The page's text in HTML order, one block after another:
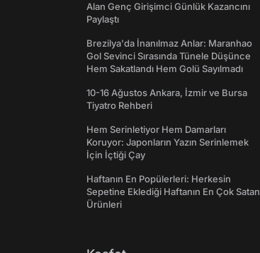
Alan Genç Girişimci Günlük Kazancını
Paylaştı
Brezilya'da İnanılmaz Anlar: Maranhao
Gol Sevinci Sırasında Tünele Düşünce
Hem Sakatlandı Hem Golü Sayılmadı
10-16 Ağustos Ankara, İzmir ve Bursa
Tiyatro Rehberi
Hem Serinletiyor Hem Damarları
Koruyor: Japonların Yazın Serinlemek
İçin İçtiği Çay
Haftanın En Popülerleri: Herkesin
Sepetine Eklediği Haftanın En Çok Satan
Ürünleri